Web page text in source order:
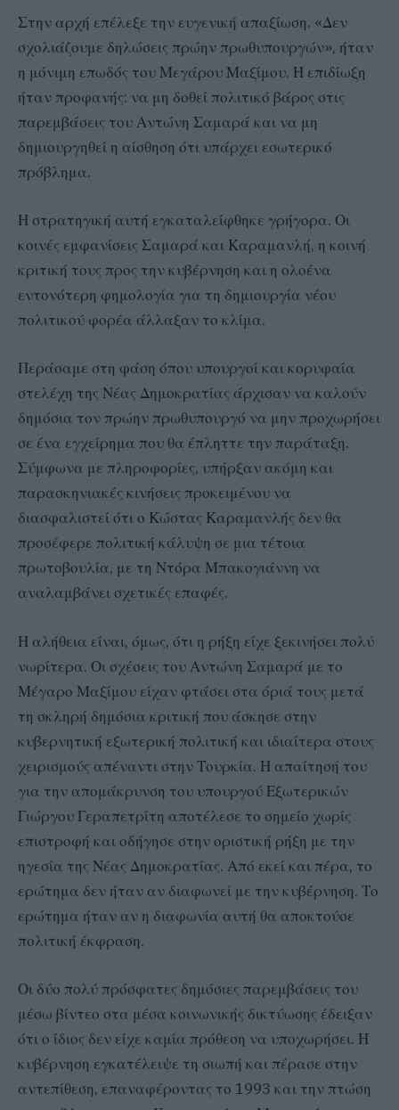
Στην αρχή επέλεξε την ευγενική απαξίωση. «Δεν
σχολιάζουμε δηλώσεις πρώην πρωθυπουργών», ήταν
η μόνιμη επωδός του Μεγάρου Μαξίμου. Η επιδίωξη
ήταν προφανής: να μη δοθεί πολιτικό βάρος στις
παρεμβάσεις του Αντώνη Σαμαρά και να μη
δημιουργηθεί η αίσθηση ότι υπάρχει εσωτερικό
πρόβλημα.
Η στρατηγική αυτή εγκαταλείφθηκε γρήγορα. Οι
κοινές εμφανίσεις Σαμαρά και Καραμανλή, η κοινή
κριτική τους προς την κυβέρνηση και η ολοένα
εντονότερη φημολογία για τη δημιουργία νέου
πολιτικού φορέα άλλαξαν το κλίμα.
Περάσαμε στη φάση όπου υπουργοί και κορυφαία
στελέχη της Νέας Δημοκρατίας άρχισαν να καλούν
δημόσια τον πρώην πρωθυπουργό να μην προχωρήσει
σε ένα εγχείρημα που θα έπληττε την παράταξη.
Σύμφωνα με πληροφορίες, υπήρξαν ακόμη και
παρασκηνιακές κινήσεις προκειμένου να
διασφαλιστεί ότι ο Κώστας Καραμανλής δεν θα
προσέφερε πολιτική κάλυψη σε μια τέτοια
πρωτοβουλία, με τη Ντόρα Μπακογιάννη να
αναλαμβάνει σχετικές επαφές.
Η αλήθεια είναι, όμως, ότι η ρήξη είχε ξεκινήσει πολύ
νωρίτερα. Οι σχέσεις του Αντώνη Σαμαρά με το
Μέγαρο Μαξίμου είχαν φτάσει στα όριά τους μετά
τη σκληρή δημόσια κριτική που άσκησε στην
κυβερνητική εξωτερική πολιτική και ιδιαίτερα στους
χειρισμούς απέναντι στην Τουρκία. Η απαίτησή του
για την απομάκρυνση του υπουργού Εξωτερικών
Γιώργου Γεραπετρίτη αποτέλεσε το σημείο χωρίς
επιστροφή και οδήγησε στην οριστική ρήξη με την
ηγεσία της Νέας Δημοκρατίας. Από εκεί και πέρα, το
ερώτημα δεν ήταν αν διαφωνεί με την κυβέρνηση. Το
ερώτημα ήταν αν η διαφωνία αυτή θα αποκτούσε
πολιτική έκφραση.
Οι δύο πολύ πρόσφατες δημόσιες παρεμβάσεις του
μέσω βίντεο στα μέσα κοινωνικής δικτύωσης έδειξαν
ότι ο ίδιος δεν είχε καμία πρόθεση να υποχωρήσει. Η
κυβέρνηση εγκατέλειψε τη σιωπή και πέρασε στην
αντεπίθεση, επαναφέροντας το 1993 και την πτώση